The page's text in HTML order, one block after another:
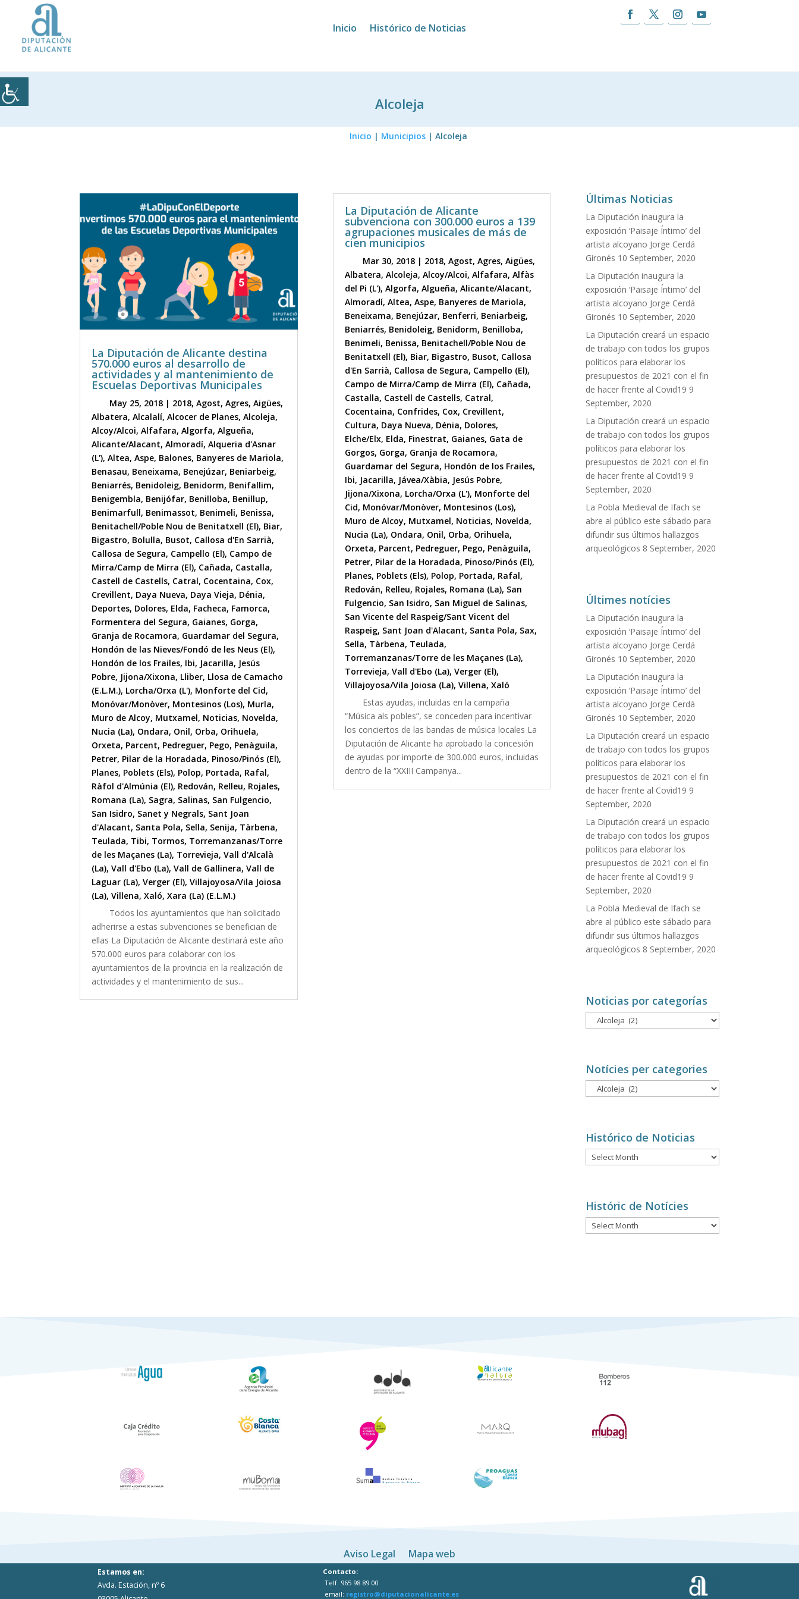
Inicio Histórico de Noticias
Alcoleja
Inicio | Municipios | Alcoleja
La Diputación de Alicante destina
570.000 euros al desarrollo de
actividades y al mantenimiento de
Escuelas Deportivas Municipales
May 25, 2018 | 2018,Agost,Agres,Aigües,
Albatera,Alcalalí,Alcocer de Planes,Alcoleja,
Alcoy/Alcoi,Alfafara,Algorfa,Algueña,
Alicante/Alacant,Almoradí,Alqueria d'Asnar
(L'),Altea,Aspe, Balones, Banyeres de Mariola,
Benasau, Beneixama, Benejúzar, Beniarbeig,
Beniarrés, Benidoleig, Benidorm, Benifallim,
Benigembla, Benijófar, Benilloba, Benillup,
Benimarfull, Benimassot, Benimeli, Benissa,
Benitachell/Poble Nou de Benitatxell (El), Biar,
Bigastro, Bolulla, Busot, Callosa d'En Sarrià,
Callosa de Segura, Campello (El), Campo de
Mirra/Camp de Mirra (El), Cañada, Castalla,
Castell de Castells, Catral, Cocentaina, Cox,
Crevillent, Daya Nueva, Daya Vieja, Dénia,
Deportes, Dolores, Elda, Facheca, Famorca,
Formentera del Segura, Gaianes, Gorga,
Granja de Rocamora, Guardamar del Segura,
Hondón de las Nieves/Fondó de les Neus (El),
Hondón de los Frailes, Ibi, Jacarilla, Jesús
Pobre, Jijona/Xixona, Lliber, Llosa de Camacho
(E.L.M.), Lorcha/Orxa (L'), Monforte del Cid,
Monóvar/Monòver, Montesinos (Los), Murla,
Muro de Alcoy, Mutxamel, Noticias, Novelda,
Nucia (La), Ondara, Onil, Orba, Orihuela,
Orxeta, Parcent, Pedreguer, Pego, Penàguila,
Petrer, Pilar de la Horadada, Pinoso/Pinós (El),
Planes, Poblets (Els), Polop, Portada, Rafal,
Ràfol d'Almúnia (El), Redován, Relleu, Rojales,
Romana (La), Sagra, Salinas, San Fulgencio,
San Isidro, Sanet y Negrals, Sant Joan
d'Alacant, Santa Pola, Sella, Senija, Tàrbena,
Teulada, Tibi, Tormos, Torremanzanas/Torre
de les Maçanes (La), Torrevieja,Vall d'Alcalà
(La),Vall d'Ebo (La),Vall de Gallinera,Vall de
Laguar (La),Verger (El),Villajoyosa/Vila Joiosa
(La),Villena,Xaló,Xara (La) (E.L.M.)
Todos los ayuntamientos que han solicitado
adherirse a estas subvenciones se benefician de
ellas La Diputación de Alicante destinará este año
570.000 euros para colaborar con los
ayuntamientos de la provincia en la realización de
actividades y el mantenimiento de sus...
La Diputación de Alicante
subvenciona con 300.000 euros a 139
agrupaciones musicales de más de
cien municipios
Mar 30, 2018| 2018, Agost, Agres, Aigües,
Albatera, Alcoleja, Alcoy/Alcoi, Alfafara, Alfàs
del Pi (L'), Algorfa, Algueña, Alicante/Alacant,
Almoradí, Altea, Aspe, Banyeres de Mariola,
Beneixama, Benejúzar, Benferri, Beniarbeig,
Beniarrés, Benidoleig, Benidorm, Benilloba,
Benimeli, Benissa, Benitachell/Poble Nou de
Benitatxell (El), Biar, Bigastro, Busot, Callosa
d'En Sarrià, Callosa de Segura, Campello (El),
Campo de Mirra/Camp de Mirra (El), Cañada,
Castalla, Castell de Castells, Catral,
Cocentaina, Confrides, Cox, Crevillent,
Cultura, Daya Nueva, Dénia, Dolores,
Elche/Elx, Elda, Finestrat, Gaianes, Gata de
Gorgos, Gorga, Granja de Rocamora,
Guardamar del Segura, Hondón de los Frailes,
Ibi, Jacarilla, Jávea/Xàbia, Jesús Pobre,
Jijona/Xixona, Lorcha/Orxa (L'), Monforte del
Cid, Monóvar/Monòver, Montesinos (Los),
Muro de Alcoy, Mutxamel, Noticias, Novelda,
Nucia (La), Ondara, Onil, Orba, Orihuela,
Orxeta, Parcent, Pedreguer, Pego, Penàguila,
Petrer, Pilar de la Horadada, Pinoso/Pinós (El),
Planes, Poblets (Els), Polop, Portada, Rafal,
Redován, Relleu, Rojales, Romana (La), San
Fulgencio, San Isidro, San Miguel de Salinas,
San Vicente del Raspeig/Sant Vicent del
Raspeig, Sant Joan d'Alacant, Santa Pola, Sax,
Sella, Tàrbena, Teulada,
Torremanzanas/Torre de les Maçanes (La),
Torrevieja, Vall d'Ebo (La), Verger (El),
Villajoyosa/Vila Joiosa (La), Villena, Xaló
Estas ayudas, incluidas en la campaña
“Música als pobles”, se conceden para incentivar
los conciertos de las bandas de música locales La
Diputación de Alicante ha aprobado la concesión
de ayudas por importe de 300.000 euros, incluidas
dentro de la “XXIII Campanya...
Últimas Noticias
La Diputación inaugura la
exposición ‘Paisaje Íntimo’ del
artista alcoyano Jorge Cerdá
Gironés 10 September, 2020
La Diputación inaugura la
exposición ‘Paisaje Íntimo’ del
artista alcoyano Jorge Cerdá
Gironés 10 September, 2020
La Diputación creará un espacio
de trabajo con todos los grupos
políticos para elaborar los
presupuestos de 2021 con el fin
de hacer frente al Covid19 9
September, 2020
La Diputación creará un espacio
de trabajo con todos los grupos
políticos para elaborar los
presupuestos de 2021 con el fin
de hacer frente al Covid19 9
September, 2020
La Pobla Medieval de Ifach se
abre al público este sábado para
difundir sus últimos hallazgos
arqueológicos 8 September, 2020
Últimes notícies
La Diputación inaugura la
exposición ‘Paisaje Íntimo’ del
artista alcoyano Jorge Cerdá
Gironés 10 September, 2020
La Diputación inaugura la
exposición ‘Paisaje Íntimo’ del
artista alcoyano Jorge Cerdá
Gironés 10 September, 2020
La Diputación creará un espacio
de trabajo con todos los grupos
políticos para elaborar los
presupuestos de 2021 con el fin
de hacer frente al Covid19 9
September, 2020
La Diputación creará un espacio
de trabajo con todos los grupos
políticos para elaborar los
presupuestos de 2021 con el fin
de hacer frente al Covid19 9
September, 2020
La Pobla Medieval de Ifach se
abre al público este sábado para
difundir sus últimos hallazgos
arqueológicos 8 September, 2020
Noticias por categorías
Noticias
por
Notícies per categories
Notícies
per
Histórico de Noticias
Histórico
de
Históric de Notícies
Históric
de
Aviso Legal Mapa web
Estamos en:
Avda. Estación, nº 6
Contacto:
Telf. 965 98 89 00
email: registro@diputacionalicante.es